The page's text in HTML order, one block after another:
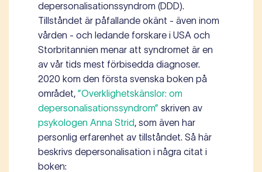
depersonalisationssyndrom (DDD).
Tillståndet är påfallande okänt - även inom
vården - och ledande forskare i USA och
Storbritannien menar att syndromet är en
av vår tids mest förbisedda diagnoser.
2020 kom den första svenska boken på
området, ”Overklighetskänslor: om
depersonalisationssyndrom” skriven av
psykologen Anna Strid, som även har
personlig erfarenhet av tillståndet. Så här
beskrivs depersonalisation i några citat i
boken: